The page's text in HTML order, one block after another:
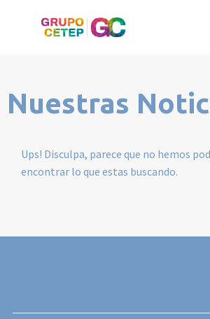
Nuestras
Ups! Disculpa, parece que no hemos
encontrar lo que estas buscando.